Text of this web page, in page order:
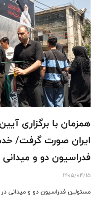
همزمان با برگزاری
ایران صورت گرفت/
فدراسیون دو و
1405/04/15
مسئولین فدراسیون دو و میدانی